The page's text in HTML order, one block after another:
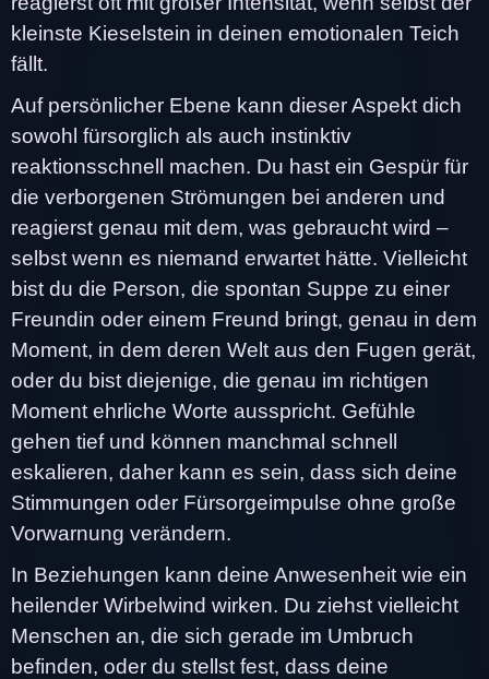
kleinste Kieselstein in deinen emotionalen Teich
fällt.
Auf persönlicher Ebene kann dieser Aspekt dich
sowohl fürsorglich als auch instinktiv
reaktionsschnell machen. Du hast ein Gespür für
die verborgenen Strömungen bei anderen und
reagierst genau mit dem, was gebraucht wird –
selbst wenn es niemand erwartet hätte. Vielleicht
bist du die Person, die spontan Suppe zu einer
Freundin oder einem Freund bringt, genau in dem
Moment, in dem deren Welt aus den Fugen gerät,
oder du bist diejenige, die genau im richtigen
Moment ehrliche Worte ausspricht. Gefühle
gehen tief und können manchmal schnell
eskalieren, daher kann es sein, dass sich deine
Stimmungen oder Fürsorgeimpulse ohne große
Vorwarnung verändern.
In Beziehungen kann deine Anwesenheit wie ein
heilender Wirbelwind wirken. Du ziehst vielleicht
Menschen an, die sich gerade im Umbruch
befinden, oder du stellst fest, dass deine